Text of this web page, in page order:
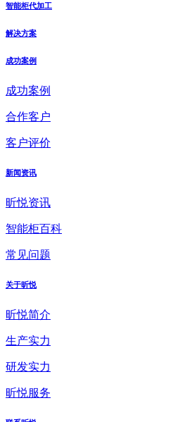
智能柜代加工
解决方案
成功案例
成功案例
合作客户
客户评价
新闻资讯
昕悦资讯
智能柜百科
常见问题
关于昕悦
昕悦简介
生产实力
研发实力
昕悦服务